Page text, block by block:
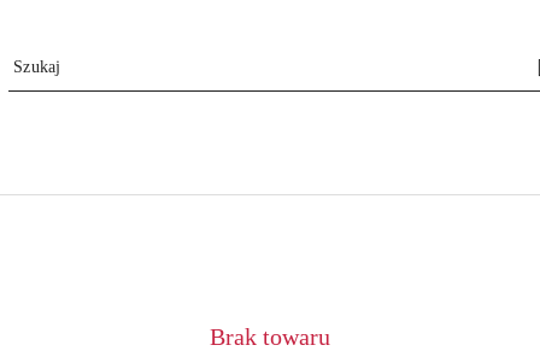
Brak towaru